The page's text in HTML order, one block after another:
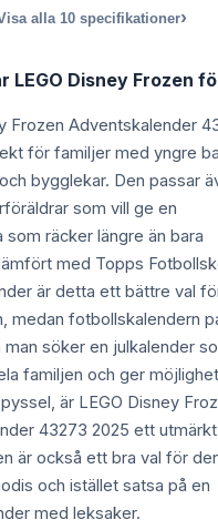
alla10 specifikationer›
LEGO Disney Frozen
Frozen Adventskalender
för familjer med yngre
bygglekar. Den passar
som vill ge en
som räcker längre än bara
med Topps
är detta ett bättre val
medan fotbollskalendern
man söker en julkalender
familjen och ger
är LEGO Disney
43273 2025 ett utmärkt
är också ett bra val för
och istället satsa på en
med leksaker.